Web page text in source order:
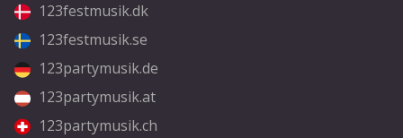
123festmusik.dk
123festmusik.se
123partymusik.de
123partymusik.at
123partymusik.ch